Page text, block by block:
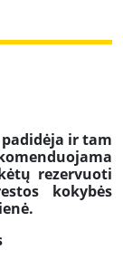
ir tam
rezervuoti
kokybės